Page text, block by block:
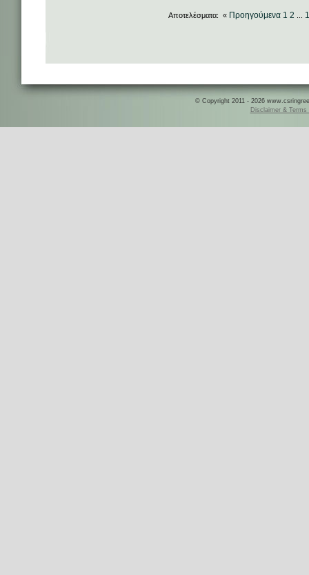
Αποτελέσματα: « Προηγούμενα 1 2
© Copyright 2011 - 2026
Disclaimer & Terms